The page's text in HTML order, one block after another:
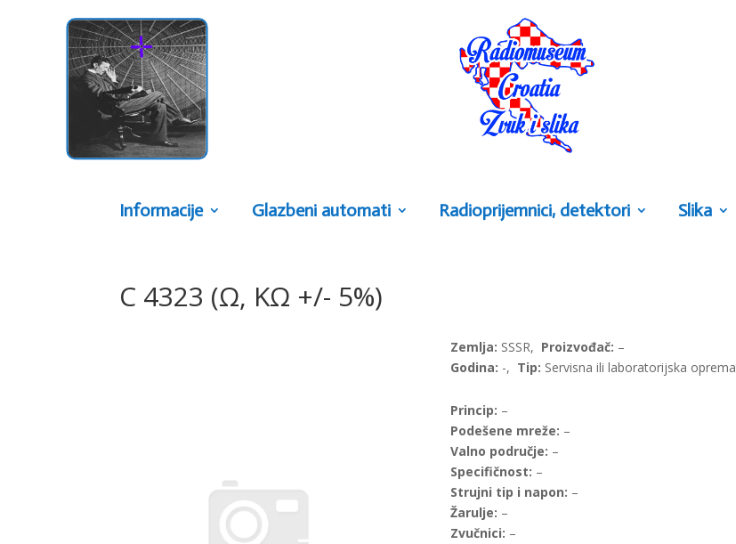
Informacije Glazbeni automati Radioprijemnici, detektori Slika
C 4323 (Ω, KΩ +/- 5%)
Zemlja: SSSR, Proizvođač: –
Godina: -, Tip: Servisna ili laboratorijska oprema
Princip: –
Podešene mreže: –
Valno područje: –
Specifičnost: –
Strujni tip i napon: –
Žarulje: –
Zvučnici: –